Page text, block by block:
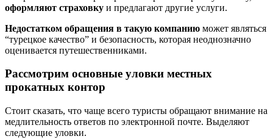
оформляют страховку и предлагают другие услуги.
Недостатком обращения в такую компанию может являться
“турецкое качество” и безопасность, которая неоднозначно
оценивается путешественниками.
Рассмотрим основные уловки местных
прокатных контор
Стоит сказать, что чаще всего туристы обращают внимание на
медлительность ответов по электронной почте. Выделяют
следующие уловки.